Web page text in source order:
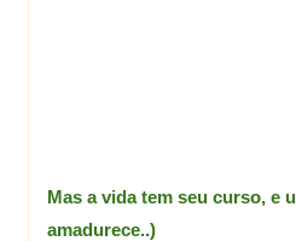
Mas a vida tem seu curso, e
amadurece..)